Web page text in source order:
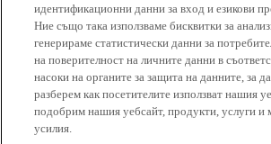
идентификационни данни за вход и езикови
Ние също така използваме бисквитки за
генерираме статистически данни за
на поверителност на личните данни в
насоки на органите за защита на данните, за
разберем как посетителите използват нашия
подобрим нашия уебсайт, продукти, услуги и
усилия.